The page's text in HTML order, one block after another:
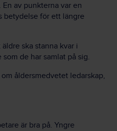
av punkterna var en
betydelse för ett längre
ska stanna kvar i
de har samlat på sig.
åldersmedvetet ledarskap,
är bra på. Yngre